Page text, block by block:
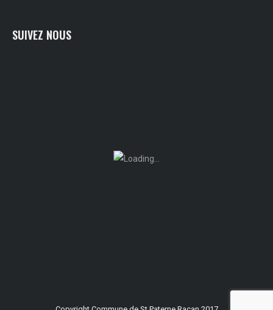
SUIVEZ NOUS